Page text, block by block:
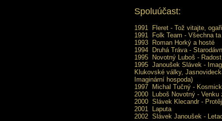
Spoluúčast:
1991
Fleret - Tož vitajte,
1991
Folk Team - Všechna
1993
Roman Horký a hosté
1994
Druhá Tráva -
1995
Novotný Luboš -
1995 Janoušek Slávek -
Klukovské války,
Imaginární hospoda)
1997
Michal Tučný -
2000
Luboš Novotný - Venku
2000 Slávek Klecandr -
2001
Laputa
2002 Slávek Janoušek -